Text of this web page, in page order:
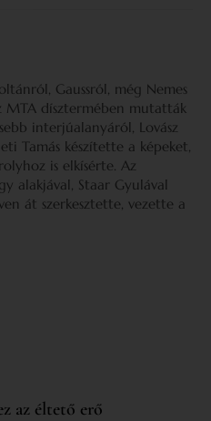
Gaussról, még Nemes
MTA dísztermében mutatták
interjúalanyáról, Lovász
Tamás készítette a képeket,
is elkísérte. Az
alakjával, Staar Gyulával
át szerkesztette, vezette a
az éltető erő